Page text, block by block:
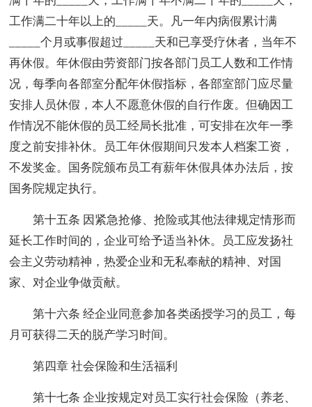
工作满二十年以上的_____天。凡一年内病假累计满
_____个月或事假超过_____天和已享受疗休者，当年不
再休假。年休假由劳资部门按各部门员工人数和工作情
况，每季向各部室分配年休假指标，各部室部门应尽量
安排人员休假，本人不愿意休假的自行作废。但确因工
作情况不能休假的员工经局长批准，可安排在次年一季
度之前安排补休。员工年休假期间只发本人档案工资，
不发奖金。国务院颁布员工有薪年休假具体办法后，按
国务院规定执行。
第十五条 因紧急抢修、抢险或其他法律规定情形而
延长工作时间的，企业可给予适当补休。员工应发扬社
会主义劳动精神，热爱企业和无私奉献的精神、对国
家、对企业争做贡献。
第十六条 经企业同意参加各类函授学习的员工，每
月可获得二天的脱产学习时间。
第四章 社会保险和生活福利
第十七条 企业按规定对员工实行社会保险（养老、